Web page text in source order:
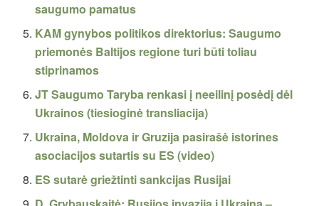
saugumo pamatus
KAM gynybos politikos direktorius: Saugumo
priemonės Baltijos regione turi būti toliau
stiprinamos
JT Saugumo Taryba renkasi į neeilinį posėdį dėl
Ukrainos (tiesioginė transliacija)
Ukraina, Moldova ir Gruzija pasirašė istorines
asociacijos sutartis su ES (video)
ES sutarė griežtinti sankcijas Rusijai